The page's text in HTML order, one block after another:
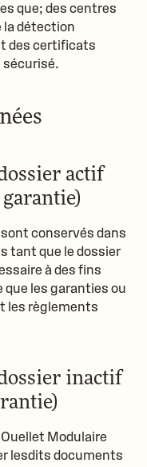
que; des centres
la détection
des certificats
sécurisé.
actif
conservés dans
tant que le dossier
à des fins
les garanties ou
les règlements
inactif
Ouellet Modulaire
lesdits documents